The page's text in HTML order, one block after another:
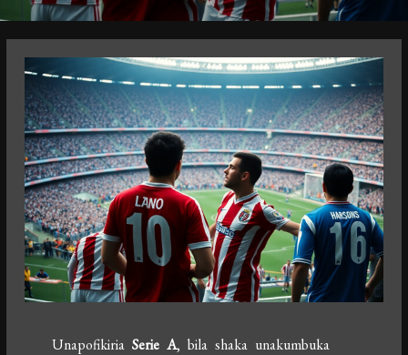
UnapofikiriaSerie A, bila shaka unakumbuka